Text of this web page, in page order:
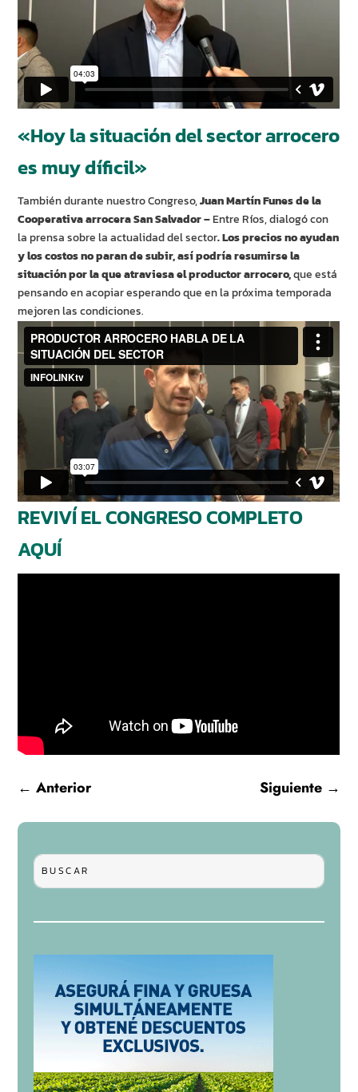
«Hoy la situación del sector arrocero
es muy díficil»
También durante nuestro Congreso,Juan Martín Funes de la
Cooperativa arrocera San Salvador –Entre Ríos, dialogó con
la prensa sobre la actualidad del sector. Los precios no ayudan
y los costos no paran de subir, así podría resumirse la
situación por la que atraviesa el productor arrocero,que está
pensando en acopiar esperando que en la próxima temporada
mejoren las condiciones.
REVIVÍ EL CONGRESO COMPLETO
AQUÍ
←Anterior Siguiente→